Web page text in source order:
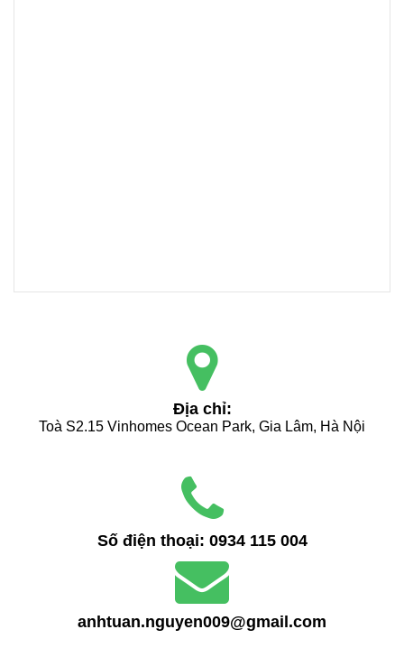
Địa chỉ:
Toà S2.15 Vinhomes Ocean Park, Gia Lâm, Hà Nội
Số điện thoại: 0934 115 004
anhtuan.nguyen009@gmail.com